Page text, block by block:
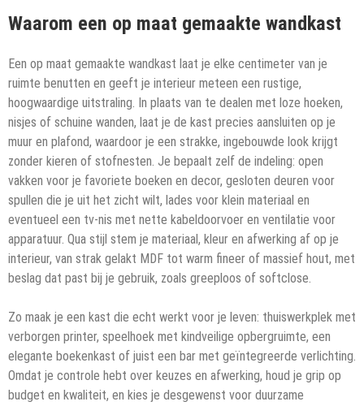
Waarom een op maat gemaakte wandkast
Een op maat gemaakte wandkast laat je elke centimeter van je
ruimte benutten en geeft je interieur meteen een rustige,
hoogwaardige uitstraling. In plaats van te dealen met loze hoeken,
nisjes of schuine wanden, laat je de kast precies aansluiten op je
muur en plafond, waardoor je een strakke, ingebouwde look krijgt
zonder kieren of stofnesten. Je bepaalt zelf de indeling: open
vakken voor je favoriete boeken en decor, gesloten deuren voor
spullen die je uit het zicht wilt, lades voor klein materiaal en
eventueel een tv-nis met nette kabeldoorvoer en ventilatie voor
apparatuur. Qua stijl stem je materiaal, kleur en afwerking af op je
interieur, van strak gelakt MDF tot warm fineer of massief hout, met
beslag dat past bij je gebruik, zoals greeploos of softclose.
Zo maak je een kast die echt werkt voor je leven: thuiswerkplek met
verborgen printer, speelhoek met kindveilige opbergruimte, een
elegante boekenkast of juist een bar met geïntegreerde verlichting.
Omdat je controle hebt over keuzes en afwerking, houd je grip op
budget en kwaliteit, en kies je desgewenst voor duurzame